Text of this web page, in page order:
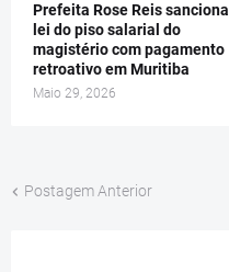
Prefeita Rose Reis sanciona
lei do piso salarial do
magistério com pagamento
retroativo em Muritiba
Maio 29, 2026
Postagem Anterior